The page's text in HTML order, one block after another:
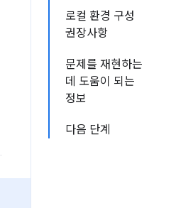
로컬 환경 구성
권장사항
문제를 재현하는
데 도움이 되는
정보
다음 단계